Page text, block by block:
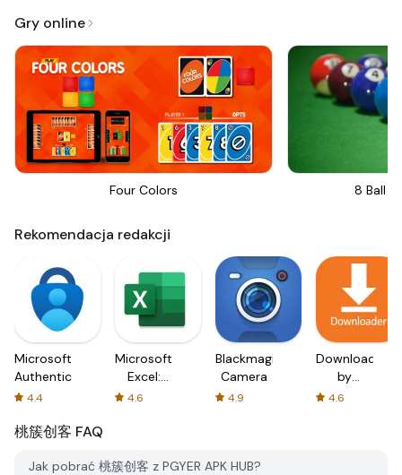
Gry online
Four Colors 8 Ball
Rekomendacja redakcji
Microsoft
Authenticator
4.4
Microsoft
Excel:
Spreadsheets
4.6
Blackmagic
Camera
4.9
Downloader
by
AFTVnews
4.6
桃簇创客 FAQ
Jak pobrać 桃簇创客 z PGYER APK HUB?